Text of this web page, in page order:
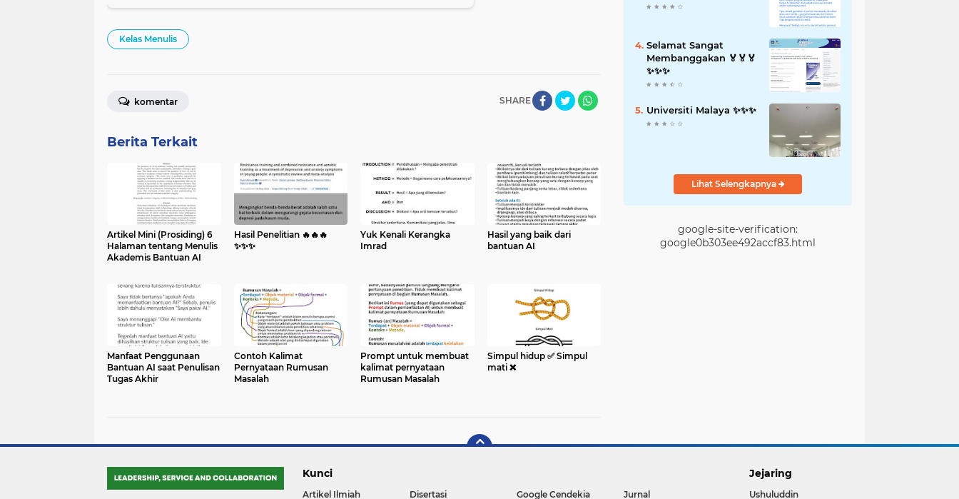
Kelas Menulis
SHARE
komentar
Berita Terkait
Artikel Mini (Prosiding) 6
Halaman tentang Menulis
Akademis Bantuan AI
Hasil Penelitian 🔥🔥🔥
✨️✨️✨️
Yuk Kenali Kerangka
Imrad
Hasil yang baik dari
bantuan AI
Manfaat Penggunaan
Bantuan AI saat Penulisan
Tugas Akhir
Contoh Kalimat
Pernyataan Rumusan
Masalah
Prompt untuk membuat
kalimat pernyataan
Rumusan Masalah
Simpul hidup ✅️ Simpul
mati ❌️
Selamat Sangat
Membanggakan 🏅🏅🏅
✨️✨️✨️
Universiti Malaya ✨️✨️✨️
Lihat Selengkapnya
google-site-verification:
google0b303ee492accf83.html
Kunci
Artikel Ilmiah Disertasi Google Cendekia Jurnal
Jejaring
Ushuluddin